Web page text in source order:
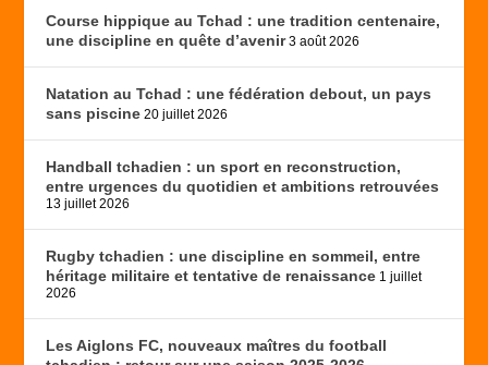
Course hippique au Tchad : une tradition centenaire,
une discipline en quête d’avenir 3 août 2026
Natation au Tchad : une fédération debout, un pays
sans piscine 20 juillet 2026
Handball tchadien : un sport en reconstruction,
entre urgences du quotidien et ambitions retrouvées
13 juillet 2026
Rugby tchadien : une discipline en sommeil, entre
héritage militaire et tentative de renaissance 1 juillet
2026
Les Aiglons FC, nouveaux maîtres du football